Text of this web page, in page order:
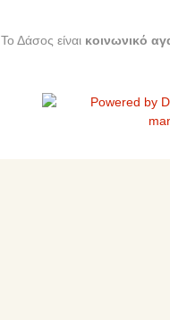
Το Δάσος είναι κοινωνικό